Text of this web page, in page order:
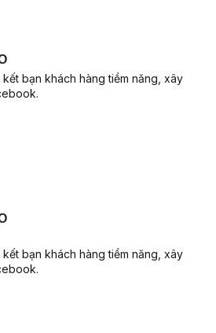
kết bạn khách hàng tiềm năng, xây
kết bạn khách hàng tiềm năng, xây